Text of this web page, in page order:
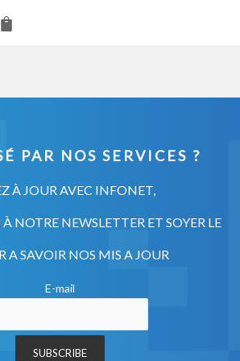
PAR NOS SERVICES ?
À JOUR AVEC INFONET,
NOTRE NEWSLETTER ET SOYER LE
A SAVOIR NOS MIS A JOUR
E-mail